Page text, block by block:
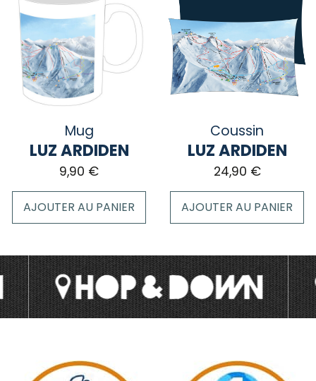
plusieurs
variations.
Les
options
peuvent
être
choisies
page
produit
Mug
LUZ ARDIDEN
9,90 €
AJOUTER AU PANIER
Coussin
LUZ ARDIDEN
24,90 €
AJOUTER AU PANIER